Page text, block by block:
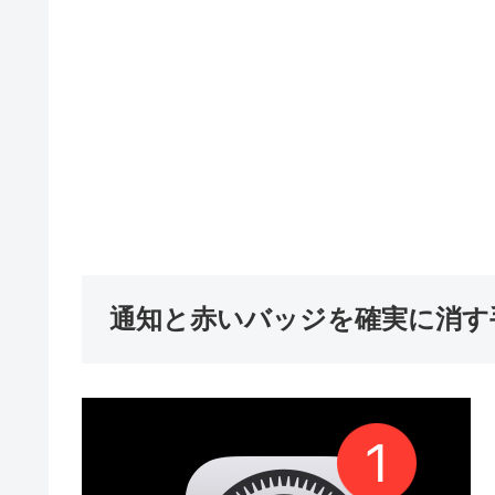
通知と赤いバッジを確実に消す